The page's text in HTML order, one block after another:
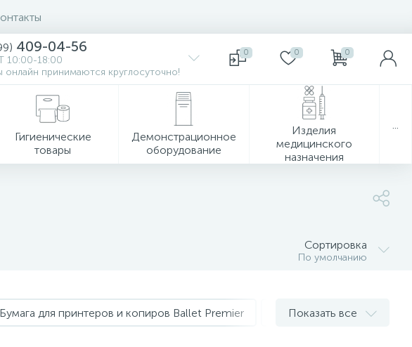
409-04-56
10:00-18:00
онлайн принимаются круглосуточно!
0 0 0
Гигиенические
товары
Демонстрационное
оборудование
Изделия
медицинского
назначения
Сортировка
По умолчанию
Бумага для принтеров и копиров Ballet Premier Бумага для принтеров и
Показать все